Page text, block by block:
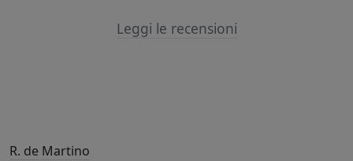
Leggi le recensioni
R. de Martino